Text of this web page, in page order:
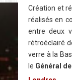
Création et
réalisés en
entre deux
rétroéclairé
verre à la
le Général